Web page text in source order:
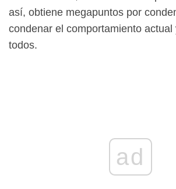
así, obtiene megapuntos por
condenar el comportamiento actual
todos.
ad